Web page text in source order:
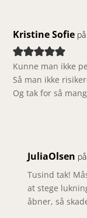
Kristine Sofie
Kunne man ikke
Så man ikke
Og tak for så
JuliaOlsen
Tusind tak!
at stege
åbner, så